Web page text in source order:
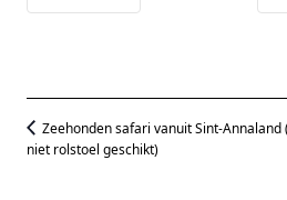
Zeehonden safari vanuit Sint-Annaland (
niet rolstoel geschikt)